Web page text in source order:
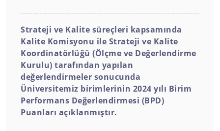
Strateji ve Kalite süreçleri kapsamında
Kalite Komisyonu ile Strateji ve Kalite
Koordinatörlüğü (Ölçme ve Değerlendirme
Kurulu) tarafından yapılan
değerlendirmeler sonucunda
Üniversitemiz birimlerinin 2024 yılı Birim
Performans Değerlendirmesi (BPD)
Puanları açıklanmıştır.